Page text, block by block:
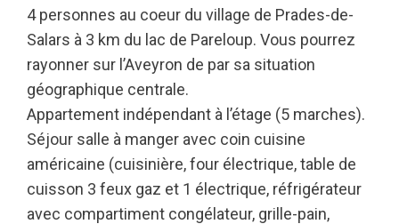
4 personnes au coeur du village de Prades-de-
Salars à 3 km du lac de Pareloup. Vous pourrez
rayonner sur l’Aveyron de par sa situation
géographique centrale.
Appartement indépendant à l’étage (5 marches).
Séjour salle à manger avec coin cuisine
américaine (cuisinière, four électrique, table de
cuisson 3 feux gaz et 1 électrique, réfrigérateur
avec compartiment congélateur, grille-pain,